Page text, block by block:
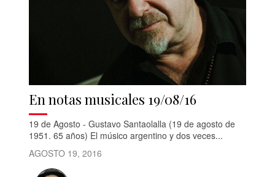
En notas musicales 19/08/16
19 de Agosto - Gustavo Santaolalla (19 de agosto de
1951. 65 años) El músico argentino y dos veces...
AGOSTO 19, 2016